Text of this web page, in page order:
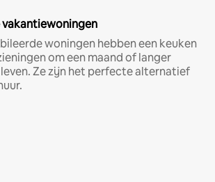
woningen hebben een keuken
om een maand of langer
Ze zijn het perfecte alternatief